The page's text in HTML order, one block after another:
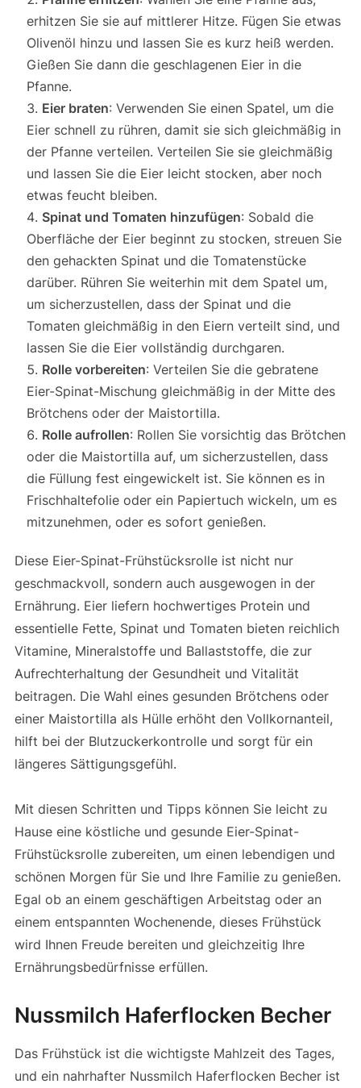
erhitzen Sie sie auf mittlerer Hitze. Fügen Sie etwas
Olivenöl hinzu und lassen Sie es kurz heiß werden.
Gießen Sie dann die geschlagenen Eier in die
Pfanne.
Eier braten: Verwenden Sie einen Spatel, um die
Eier schnell zu rühren, damit sie sich gleichmäßig in
der Pfanne verteilen. Verteilen Sie sie gleichmäßig
und lassen Sie die Eier leicht stocken, aber noch
etwas feucht bleiben.
Spinat und Tomaten hinzufügen: Sobald die
Oberfläche der Eier beginnt zu stocken, streuen Sie
den gehackten Spinat und die Tomatenstücke
darüber. Rühren Sie weiterhin mit dem Spatel um,
um sicherzustellen, dass der Spinat und die
Tomaten gleichmäßig in den Eiern verteilt sind, und
lassen Sie die Eier vollständig durchgaren.
Rolle vorbereiten: Verteilen Sie die gebratene
Eier-Spinat-Mischung gleichmäßig in der Mitte des
Brötchens oder der Maistortilla.
Rolle aufrollen: Rollen Sie vorsichtig das Brötchen
oder die Maistortilla auf, um sicherzustellen, dass
die Füllung fest eingewickelt ist. Sie können es in
Frischhaltefolie oder ein Papiertuch wickeln, um es
mitzunehmen, oder es sofort genießen.
Diese Eier-Spinat-Frühstücksrolle ist nicht nur
geschmackvoll, sondern auch ausgewogen in der
Ernährung. Eier liefern hochwertiges Protein und
essentielle Fette, Spinat und Tomaten bieten reichlich
Vitamine, Mineralstoffe und Ballaststoffe, die zur
Aufrechterhaltung der Gesundheit und Vitalität
beitragen. Die Wahl eines gesunden Brötchens oder
einer Maistortilla als Hülle erhöht den Vollkornanteil,
hilft bei der Blutzuckerkontrolle und sorgt für ein
längeres Sättigungsgefühl.
Mit diesen Schritten und Tipps können Sie leicht zu
Hause eine köstliche und gesunde Eier-Spinat-
Frühstücksrolle zubereiten, um einen lebendigen und
schönen Morgen für Sie und Ihre Familie zu genießen.
Egal ob an einem geschäftigen Arbeitstag oder an
einem entspannten Wochenende, dieses Frühstück
wird Ihnen Freude bereiten und gleichzeitig Ihre
Ernährungsbedürfnisse erfüllen.
Nussmilch Haferflocken Becher
Das Frühstück ist die wichtigste Mahlzeit des Tages,
und ein nahrhafter Nussmilch Haferflocken Becher ist